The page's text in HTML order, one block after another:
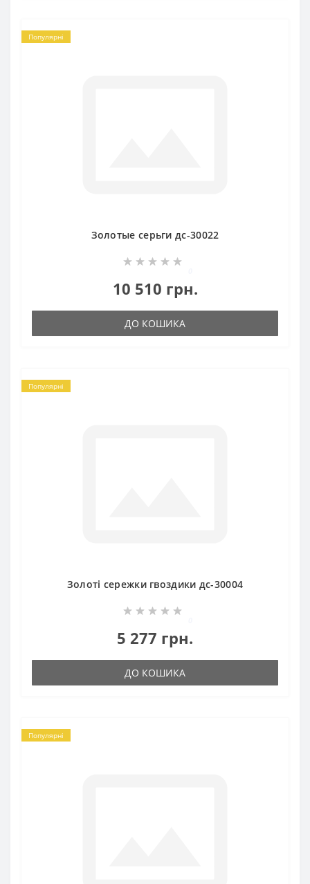
Популярні
Золотые серьги дс-30022
10 510 грн.
ДО КОШИКА
Популярні
Золоті сережки гвоздики дс-30004
5 277 грн.
ДО КОШИКА
Популярні